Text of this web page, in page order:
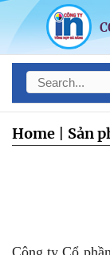
Home Sản
Công ty Cổ